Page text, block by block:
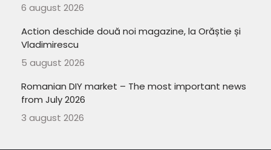
6 august 2026
Action deschide două noi magazine, la Orăștie și
Vladimirescu
5 august 2026
Romanian DIY market – The most important news
from July 2026
3 august 2026